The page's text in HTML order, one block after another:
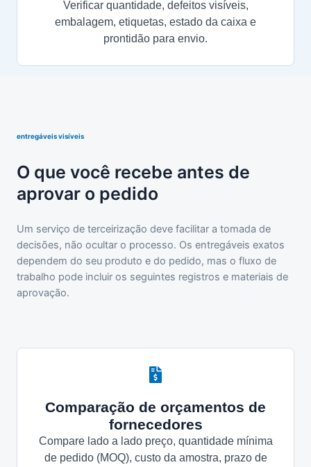
Verificar quantidade, defeitos visíveis,
embalagem, etiquetas, estado da caixa e
prontidão para envio.
entregáveis visíveis
O que você recebe antes de
aprovar o pedido
Um serviço de terceirização deve facilitar a tomada de
decisões, não ocultar o processo. Os entregáveis exatos
dependem do seu produto e do pedido, mas o fluxo de
trabalho pode incluir os seguintes registros e materiais de
aprovação.
Comparação de orçamentos de
fornecedores
Compare lado a lado preço, quantidade mínima
de pedido (MOQ), custo da amostra, prazo de